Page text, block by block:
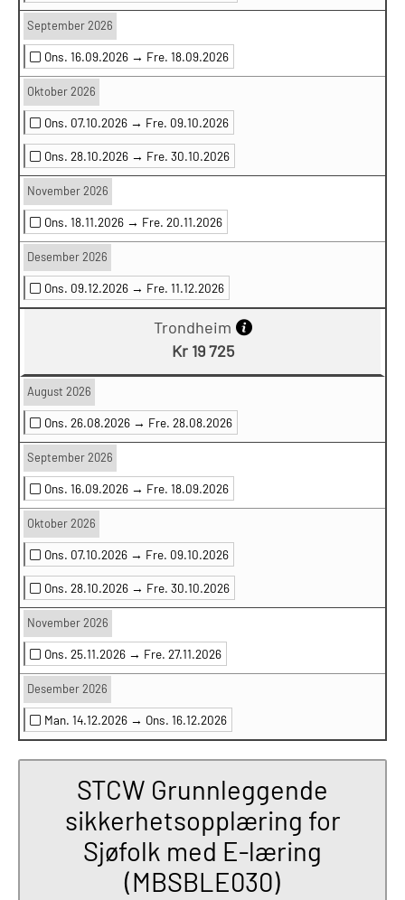
September 2026
Ons. 16.09.2026 → Fre. 18.09.2026
Oktober 2026
Ons. 07.10.2026 → Fre. 09.10.2026
Ons. 28.10.2026 → Fre. 30.10.2026
November 2026
Ons. 18.11.2026 → Fre. 20.11.2026
Desember 2026
Ons. 09.12.2026 → Fre. 11.12.2026
Trondheim
Kr 19 725
August 2026
Ons. 26.08.2026 → Fre. 28.08.2026
September 2026
Ons. 16.09.2026 → Fre. 18.09.2026
Oktober 2026
Ons. 07.10.2026 → Fre. 09.10.2026
Ons. 28.10.2026 → Fre. 30.10.2026
November 2026
Ons. 25.11.2026 → Fre. 27.11.2026
Desember 2026
Man. 14.12.2026 → Ons. 16.12.2026
STCW Grunnleggende
sikkerhetsopplæring for
Sjøfolk med E-læring
(MBSBLE030)